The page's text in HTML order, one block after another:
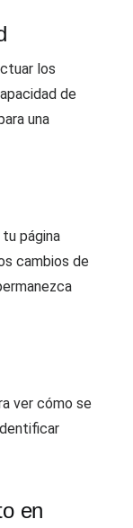
los
de
una
página
cambios de
ver cómo se
en